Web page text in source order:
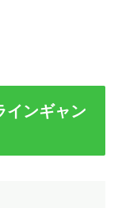
インギャン